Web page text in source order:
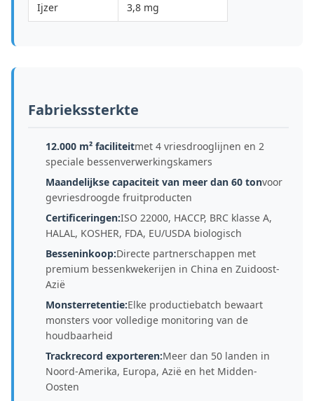
Ijzer 3,8 mg
Fabriekssterkte
12.000 m² faciliteitmet 4 vriesdrooglijnen en 2
speciale bessenverwerkingskamers
Maandelijkse capaciteit van meer dan 60 tonvoor
gevriesdroogde fruitproducten
Certificeringen:ISO 22000, HACCP, BRC klasse A,
HALAL, KOSHER, FDA, EU/USDA biologisch
Besseninkoop:Directe partnerschappen met
premium bessenkwekerijen in China en Zuidoost-
Azië
Monsterretentie:Elke productiebatch bewaart
monsters voor volledige monitoring van de
houdbaarheid
Trackrecord exporteren:Meer dan 50 landen in
Noord-Amerika, Europa, Azië en het Midden-
Oosten